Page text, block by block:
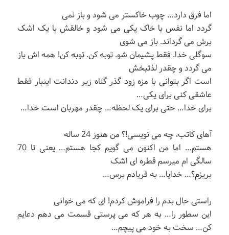
اما فرق دارد… چوب خاکستر می شود و باز نمی
گردد اما نفس با خاک یکی می شود و خالقش با یک اشک
برش می گرداند. باز می شوی
سوگلی خدا. فقط پشیمان شو. توبه کن. توبه کن! همه اش باز
می گردد و چقدر لذتبخش
است اگر بتوانی با مزه زود گذر گناه زیر دندانت اینبار فقط
عاشقی کنی برای یکی…
برای خدا… حتی برای یک لحظه… چقدر مهربان است خدا…
آهای کاتب، چه می نویسی!؟ من هنوز 24 ساله
هستم… اما من اکنون می گویم کجا هستم… یعنی تا 70
سالگی ام میرسم قطره ای اشک
بریزم؟… خدایا… به فریادم برس…
راستی حال بدم را فراموش کردم! ای که می خوانی
این سطور را… به هر که می پرستی قسمت می دهم دعایم
کن… سخت به خود می پیچم…